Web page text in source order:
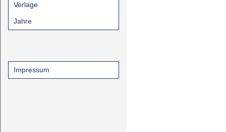
Verlage
Jahre
Impressum